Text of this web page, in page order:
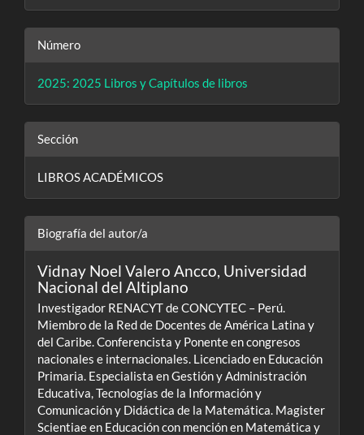
Número
2025: 2025 Libros y Capítulos de libros
Sección
LIBROS ACADÉMICOS
Biografía del autor/a
Vidnay Noel Valero Ancco, Universidad
Nacional del Altiplano
Investigador RENACYT de CONCYTEC – Perú.
Miembro de la Red de Docentes de América Latina y
del Caribe. Conferencista y Ponente en congresos
nacionales e internacionales. Licenciado en Educación
Primaria. Especialista en Gestión y Administración
Educativa, Tecnologías de la Información y
Comunicación y Didáctica de la Matemática. Magister
Scientiae en Educación con mención en Matemática y